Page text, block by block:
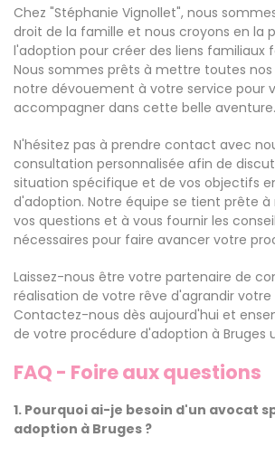
Chez "Stéphanie Vignollet", nous
droit de la famille et nous croyons en la
l'adoption pour créer des liens familiaux
Nous sommes prêts à mettre toutes
notre dévouement à votre service pour
accompagner dans cette belle aventure.
N'hésitez pas à prendre contact avec
consultation personnalisée afin de
situation spécifique et de vos objectifs
d'adoption. Notre équipe se tient prête
vos questions et à vous fournir les
nécessaires pour faire avancer votre
Laissez-nous être votre partenaire de
réalisation de votre rêve d'agrandir votre
Contactez-nous dès aujourd'hui et
de votre procédure d'adoption à Bruges
FAQ - Foire aux questions
1. Pourquoi ai-je besoin d'un avocat
adoption à Bruges ?